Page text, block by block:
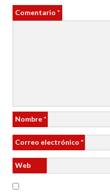
Comentario *
Nombre*
Correo electrónico *
Web